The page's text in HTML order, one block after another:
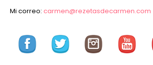
Mi correo: carmen@rezetasdecarmen.com